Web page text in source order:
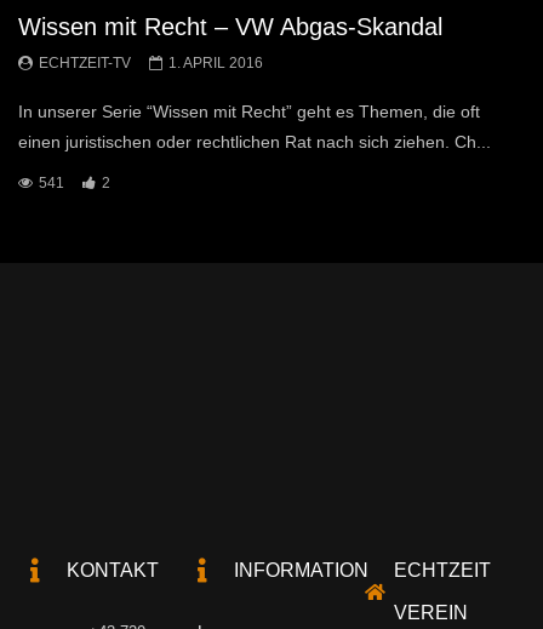
Wissen mit Recht – VW Abgas-Skandal
ECHTZEIT-TV 1. APRIL 2016
In unserer Serie “Wissen mit Recht” geht es Themen, die oft
einen juristischen oder rechtlichen Rat nach sich ziehen. Ch...
541 2
KONTAKT INFORMATION ECHTZEIT
VEREIN